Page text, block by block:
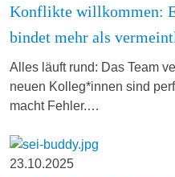
Konflikte willkommen:
bindet mehr als
Alles läuft rund: Das Team
neuen Kolleg*innen sind
macht Fehler.…
23.10.2025